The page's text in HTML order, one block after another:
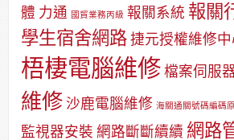
體 力通 國貿業務丙級 報關系統 報關
學生宿舍網路 捷元授權維修中
梧棲電腦維修 檔案伺服
維修 沙鹿電腦維修 海關通關號碼編碼
監視器安裝 網路斷斷續續 網路